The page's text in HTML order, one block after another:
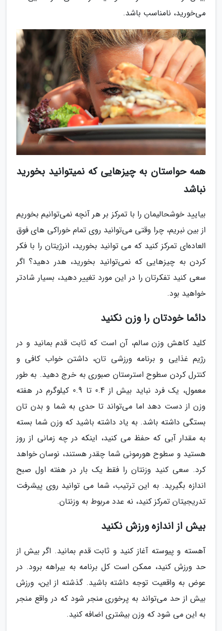
می‌خورید، نامناسب باشد.
همه حواستان به چیزهایی که نمیتوانید بخورید
نباشد
بیایید خوشحالیمان را با تمرکز بر هر آنچه نمی‌توانیم بخوریم
از بین نبریم، چرا وقتی می‌توانید روی تمام خوراکی های فوق
العاده‌ای تمرکز کنید که می توانید بخورید، انرژیتان را با فکر
کردن به چیزهایی که نمی‌توانید بخورید، هدر دهید؟ اگر
سعی کنید تفکرتان را در این مورد تغییر دهید، بسیار شادتر
خواهید بود.
دائما خودتان را وزن نکنید
کلید کاهش وزن سالم، آن است که ثابت قدم بمانید و در
رژیم غذایی و برنامه ورزشی تان، داشتن خواب کافی و
کنترل کردن سطوح استرستان صبوری به خرج دهید. به طور
معمول، یک فرد نباید بیش از 0.4 تا 0.9 کیلوگرم در هفته
وزن از دست دهد اما می‌تواند تا حدی به شما و بدن تان
بستگی داشته باشد. به یاد داشته باشید که وزن شما بسته
به مقدار آبی که حفظ می کنید، اینکه در چه زمانی از روز
هستید و سطوح هورمونی شما چقدر هستند، نوسان خواهد
کرد. سعی کنید وزنتان را فقط یک بار در هفته اول صبح
اندازه بگیرید. به این ترتیب، شما می توانید روی پیشرفت
تدریجیتان تمرکز کنید، نه عدد مربوط به وزنتان.
بیش از اندازه ورزش نکنید
آهسته و پیوسته آغاز کنید و ثابت قدم بمانید. اگر بیش از
حد ورزش کنید، ممکن است کل برنامه به بیراهه برود. در
عوض به واقعیت توجه داشته باشید. گذشته از این، ورزش
بیش از حد می‌تواند به پرخوری منجر شود که در واقع منجر
به این می شود که وزن بیشتری اضافه کنید.